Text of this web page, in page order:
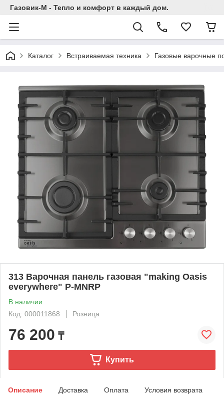
Газовик-М - Тепло и комфорт в каждый дом.
Каталог Встраиваемая техника Газовые варочные
313 Варочная панель газовая "making Oasis
everywhere" P-MNRP
В наличии
Код: 000011868
Розница
76 200 ₸
Купить
Описание Доставка Оплата Условия возврата